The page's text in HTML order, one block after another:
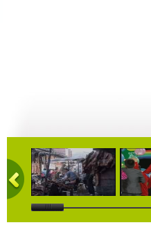
19:57